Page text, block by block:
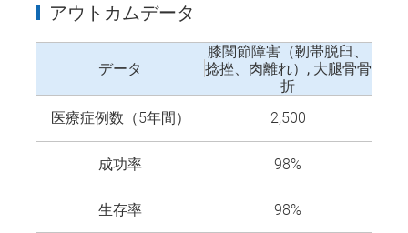
アウトカムデータ
データ
膝関節障害（靭帯脱臼、
捻挫、肉離れ）, 大腿骨骨
折
医療症例数（5年間）
2,500
成功率 98%
生存率 98%